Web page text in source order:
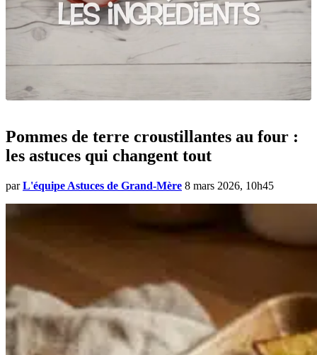
Pommes de terre croustillantes au four :
les astuces qui changent tout
par L'équipe Astuces de Grand-Mère 8 mars 2026, 10h45